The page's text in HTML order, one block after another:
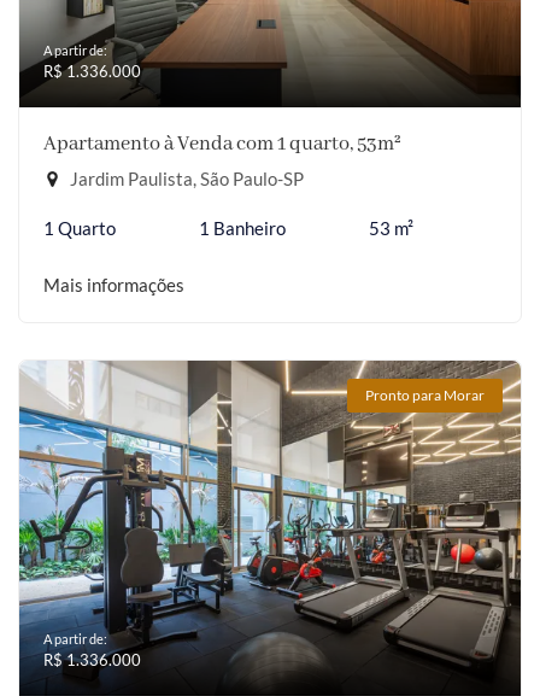
A partir de:
R$ 1.336.000
Apartamento à Venda com 1 quarto, 53m²
Jardim Paulista, São Paulo-SP
1 Quarto 1 Banheiro 53 m²
Mais informações
Pronto para Morar
A partir de:
R$ 1.336.000